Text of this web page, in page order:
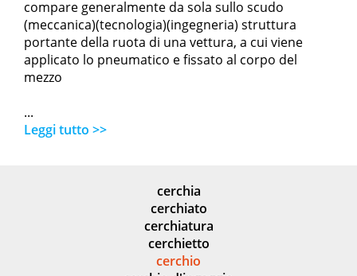
compare generalmente da sola sullo scudo
(meccanica)(tecnologia)(ingegneria) struttura
portante della ruota di una vettura, a cui viene
applicato lo pneumatico e fissato al corpo del
mezzo
...
Leggi tutto >>
cerchia
cerchiato
cerchiatura
cerchietto
cerchio